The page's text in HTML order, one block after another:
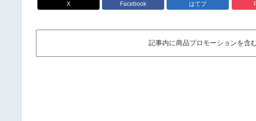
X Facebook はてブ
記事内に商品プロモーションを含